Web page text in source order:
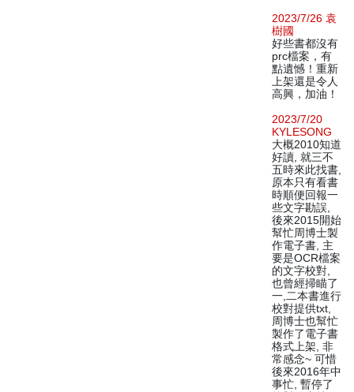
2023/7/26 袁
樹國
好些書都沒有
prc檔案，有
點遺憾！重新
上架還是令人
高興，加油！
2023/7/20
KYLESONG
大概2010知道
好讀, 就三不
五時來此找書,
原本只有看書
時順便回報一
些文字勘誤,
後來2015開始
幫忙周博士製
作電子書, 主
要是OCR檔案
的文字校對,
也曾經掃瞄了
一,二本書進行
校對提供txt,
周博士也幫忙
製作了電子書
格式上架, 非
常感念~ 可惜
後來2016年中
事忙, 暫停了